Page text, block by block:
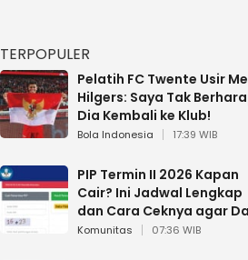
TERPOPULER
Pelatih FC Twente Usir
Hilgers: Saya Tak
Dia Kembali ke Klub!
Bola Indonesia 17:39 WIB
PIP Termin II 2026 Kapan
Cair? Ini Jadwal Lengkap
dan Cara Ceknya agar
Tidak Hangus!
Komunitas 07:36 WIB